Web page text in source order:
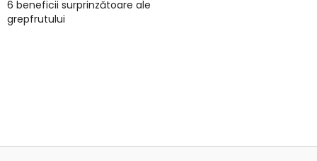
6 beneficii surprinzătoare ale
grepfrutului